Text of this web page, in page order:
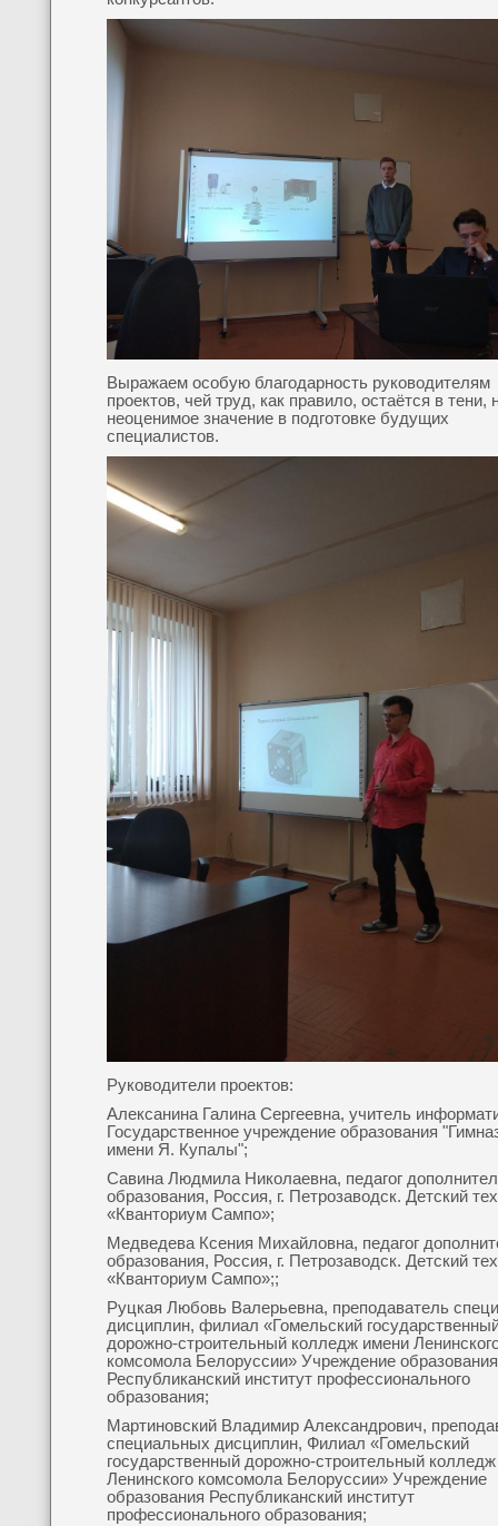
Выражаем особую благодарность руководителям
проектов, чей труд, как правило, остаётся в тени,
неоценимое значение в подготовке будущих
специалистов.
Руководители проектов:
Алексанина Галина Сергеевна, учитель
Государственное учреждение образования
имени Я. Купалы";
Савина Людмила Николаевна, педагог
образования, Россия, г. Петрозаводск. Детский
«Кванториум Сампо»;
Медведева Ксения Михайловна, педагог
образования, Россия, г. Петрозаводск. Детский
«Кванториум Сампо»;;
Руцкая Любовь Валерьевна, преподаватель
дисциплин, филиал «Гомельский
дорожно-строительный колледж имени
комсомола Белоруссии» Учреждение образования
Республиканский институт профессионального
образования;
Мартиновский Владимир Александрович,
специальных дисциплин, Филиал «Гомельский
государственный дорожно-строительный
Ленинского комсомола Белоруссии» Учреждение
образования Республиканский институт
профессионального образования;